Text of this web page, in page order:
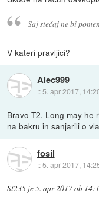
Saj stečaj ne bi
V kateri pravljici?
Alec999
:: 5. apr 2017,
Bravo T2. Long may he
na bakru in sanjarili o
fosil
::5. apr 2017,
St235 je5. apr 2017 ob